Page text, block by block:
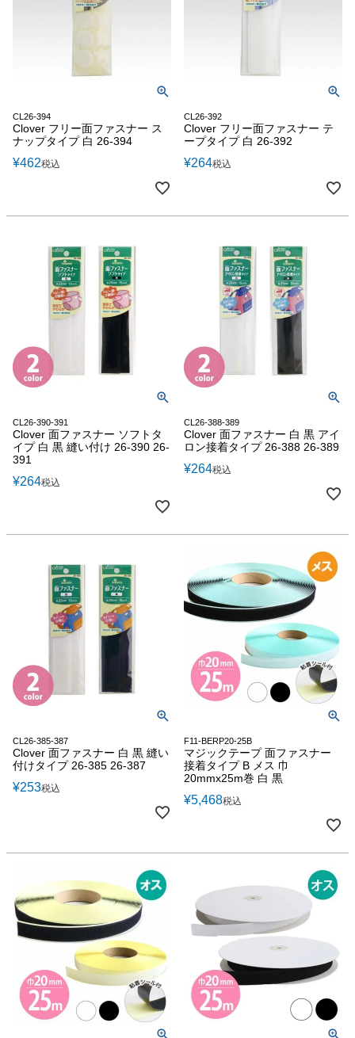
CL26-394
Clover フリー面ファスナー ス
ナップタイプ 白 26-394
¥462税込
CL26-392
Clover フリー面ファスナー テ
ープタイプ 白 26-392
¥264税込
CL26-390-391
Clover 面ファスナー ソフトタ
イプ 白 黒 縫い付け 26-390 26-
391
¥264税込
CL26-388-389
Clover 面ファスナー 白 黒 アイ
ロン接着タイプ 26-388 26-389
¥264税込
CL26-385-387
Clover 面ファスナー 白 黒 縫い
付けタイプ 26-385 26-387
¥253税込
F11-BERP20-25B
マジックテープ 面ファスナー
接着タイプ B メス 巾
20mmx25m巻 白 黒
¥5,468税込